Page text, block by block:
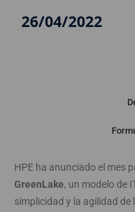
26/04/2022
HPE ha anunciado el mes
GreenLake, un modelo de
simplicidad y la agilidad de